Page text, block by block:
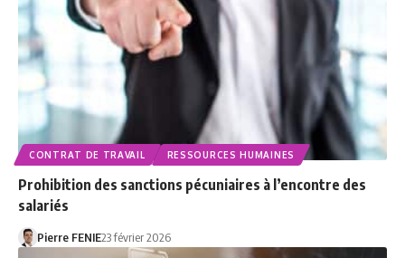
CONTRAT DE TRAVAIL RESSOURCES HUMAINES
Prohibition des sanctions pécuniaires à l’encontre des
salariés
Pierre FENIE23 février 2026